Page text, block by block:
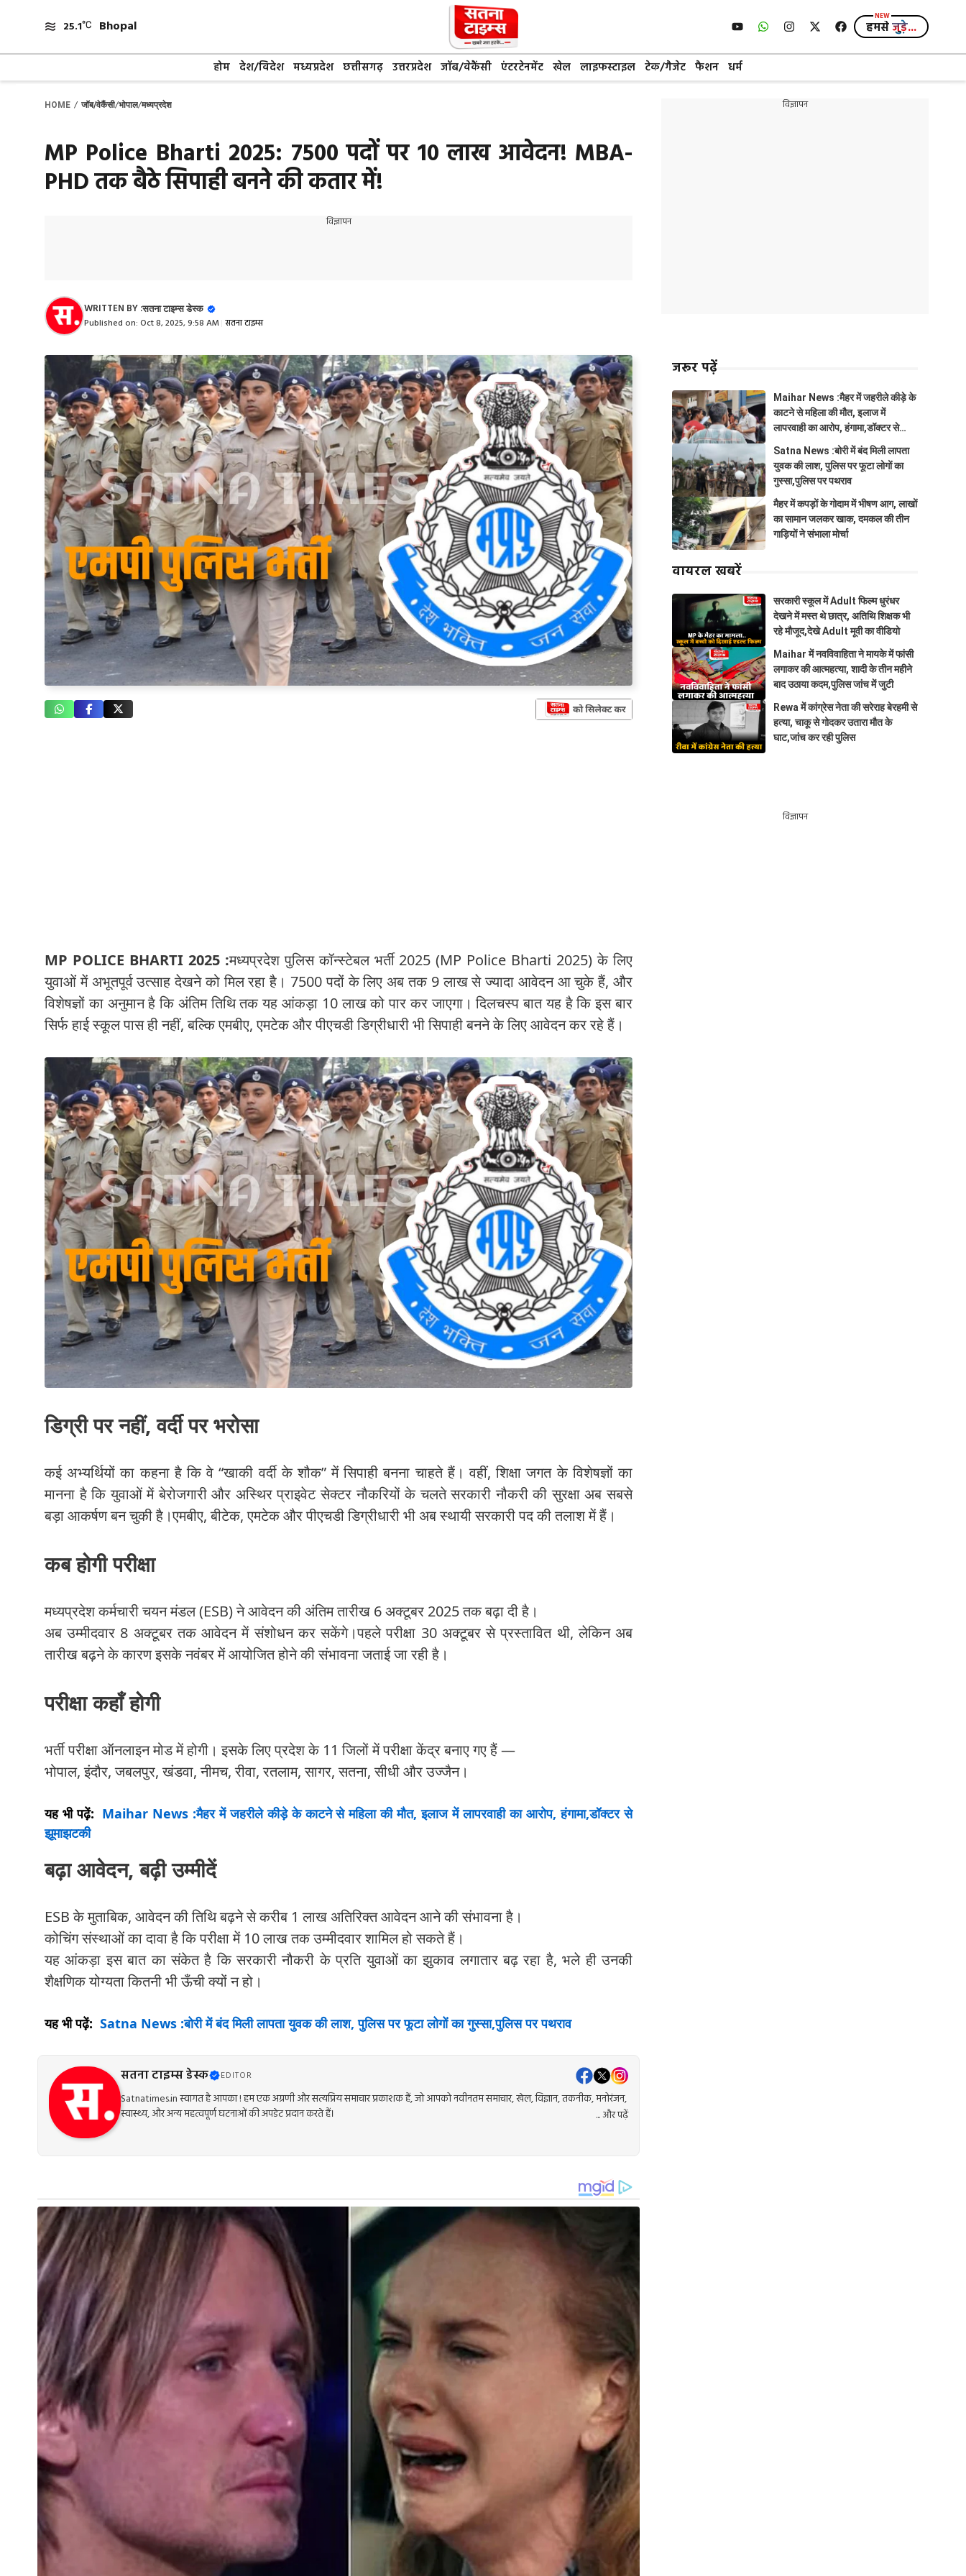
content
25.1 Bhopal हमसेजुड़े...
होम देश/विदेश मध्यप्रदेश छत्तीसगढ़ उत्तरप्रदेश जॉब/वेकैंसी एंटरटेनमेंट खेल लाइफस्टाइल टेक/गैजेट फैशन धर्म
HOME / जॉब/वेकैंसी/भोपाल/मध्यप्रदेश
MP Police Bharti 2025: 7500 पदों पर 10 लाख आवेदन! MBA-
PHD तक बैठे सिपाही बनने की कतार में!
विज्ञापन
WRITTEN BY :सतना टाइम्स डेस्क
Published on: Oct 8, 2025, 9:58 AM सतना टाइम्स
MP POLICE BHARTI 2025 :मध्यप्रदेश पुलिस कॉन्स्टेबल भर्ती 2025 (MP Police Bharti 2025) के लिए
युवाओं में अभूतपूर्व उत्साह देखने को मिल रहा है।7500 पदोंके लिए अब तक 9 लाख से ज्यादा आवेदनआ चुके हैं, और
विशेषज्ञों का अनुमान है कि अंतिम तिथि तक यह आंकड़ा 10 लाखको पार कर जाएगा। दिलचस्प बात यह है कि इस बार
सिर्फ हाई स्कूल पास ही नहीं, बल्किएमबीए, एमटेक और पीएचडीडिग्रीधारी भी सिपाही बनने के लिए आवेदन कर रहे हैं।
डिग्री पर नहीं, वर्दी पर भरोसा
कई अभ्यर्थियों का कहना है कि वे “खाकी वर्दी के शौक” में सिपाही बनना चाहते हैं। वहीं, शिक्षा जगत के विशेषज्ञों का
मानना है कि युवाओं में बेरोजगारी और अस्थिर प्राइवेट सेक्टर नौकरियों के चलते सरकारी नौकरी की सुरक्षा अब सबसे
बड़ा आकर्षण बन चुकी है।एमबीए, बीटेक, एमटेक और पीएचडी डिग्रीधारी भी अब स्थायी सरकारी पद की तलाश में हैं।
कब होगी परीक्षा
मध्यप्रदेश कर्मचारी चयन मंडल (ESB) ने आवेदन की अंतिम तारीख 6 अक्टूबर 2025 तक बढ़ा दी है।
अब उम्मीदवार 8 अक्टूबर तक आवेदन में संशोधन कर सकेंगे।पहले परीक्षा 30 अक्टूबर से प्रस्तावित थी, लेकिन अब
तारीख बढ़ने के कारण इसके नवंबर में आयोजित होने की संभावना जताई जा रही है।
परीक्षा कहाँ होगी
भर्ती परीक्षा ऑनलाइन मोड में होगी। इसके लिए प्रदेश के 11 जिलों में परीक्षा केंद्र बनाए गए हैं —
भोपाल, इंदौर, जबलपुर, खंडवा, नीमच, रीवा, रतलाम, सागर, सतना, सीधी और उज्जैन।
यह भी पढ़ें: Maihar News :मैहर में जहरीले कीड़े के काटने से महिला की मौत, इलाज में लापरवाही का आरोप, हंगामा,डॉक्टर से
झूमाझटकी
बढ़ा आवेदन, बढ़ी उम्मीदें
ESB के मुताबिक, आवेदन की तिथि बढ़ने से करीब 1 लाख अतिरिक्त आवेदन आने की संभावना है।
कोचिंग संस्थाओं का दावा है कि परीक्षा में 10 लाख तक उम्मीदवार शामिल हो सकते हैं।
यह आंकड़ा इस बात का संकेत है कि सरकारी नौकरी के प्रति युवाओं का झुकाव लगातार बढ़ रहा है, भले ही उनकी
शैक्षणिक योग्यता कितनी भी ऊँची क्यों न हो।
यह भी पढ़ें: Satna News :बोरी में बंद मिली लापता युवक की लाश, पुलिस पर फूटा लोगों का गुस्सा,पुलिस पर पथराव
सतना टाइम्स डेस्क EDITOR
Satnatimes.in स्वागत है आपका ! हम एक अग्रणी और सत्यप्रिय समाचार प्रकाशक हैं, जो आपको नवीनतम समाचार, खेल, विज्ञान, तकनीक, मनोरंजन,
स्वास्थ्य, और अन्य महत्वपूर्ण घटनाओं की अपडेट प्रदान करते हैं।
... और पढ़ें
विज्ञापन
जरूर पढ़ें
Maihar News :मैहर में जहरीले कीड़े के
काटने से महिला की मौत, इलाज में
लापरवाही का आरोप, हंगामा,डॉक्टर से
Satna News :बोरी में बंद मिली लापता
युवक की लाश, पुलिस पर फूटा लोगों का
गुस्सा,पुलिस पर पथराव
मैहर में कपड़ों के गोदाम में भीषण आग, लाखों
का सामान जलकर खाक, दमकल की तीन
गाड़ियों ने संभाला मोर्चा
वायरल खबरें
सरकारी स्कूल में Adult फिल्म धुरंधर
देखने में मस्त थे छात्र, अतिथि शिक्षक भी
रहे मौजूद,देखे Adult मूवी का वीडियो
Maihar में नवविवाहिता ने मायके में फांसी
लगाकर की आत्महत्या, शादी के तीन महीने
बाद उठाया कदम,पुलिस जांच में जुटी
Rewa में कांग्रेस नेता की सरेराह बेरहमी से
हत्या, चाकू से गोदकर उतारा मौत के
घाट,जांच कर रही पुलिस
विज्ञापन